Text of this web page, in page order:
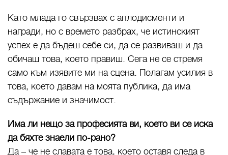
Като млада го свързвах с аплодисменти и
награди, но с времето разбрах, че истинският
успех е да бъдеш себе си, да се развиваш и да
обичаш това, което правиш. Сега не се стремя
само към изявите ми на сцена. Полагам усилия в
това, което давам на моята публика, да има
съдържание и значимост.
Има ли нещо за професията ви, което ви се иска
да бяхте знаели по-рано?
Да – че не славата е това, което оставя следа в